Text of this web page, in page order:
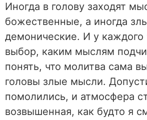
Иногда в голову заходят
божественные, а иногда
демонические. И у каждого
выбор, каким мыслям
понять, что молитва сама
головы злые мысли.
помолились, и атмосфера
возвышенная, как будто я